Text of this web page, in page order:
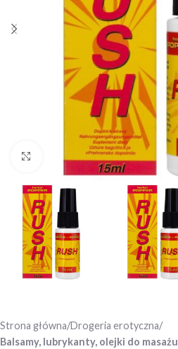
Click to enlarge
Strona główna Drogeria erotyczna
Balsamy, lubrykanty, olejki do masażu